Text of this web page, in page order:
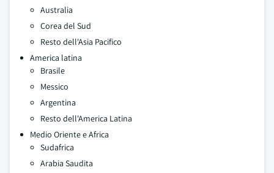
Australia
Corea del Sud
Resto dell'Asia Pacifico
America latina
Brasile
Messico
Argentina
Resto dell'America Latina
Medio Oriente e Africa
Sudafrica
Arabia Saudita